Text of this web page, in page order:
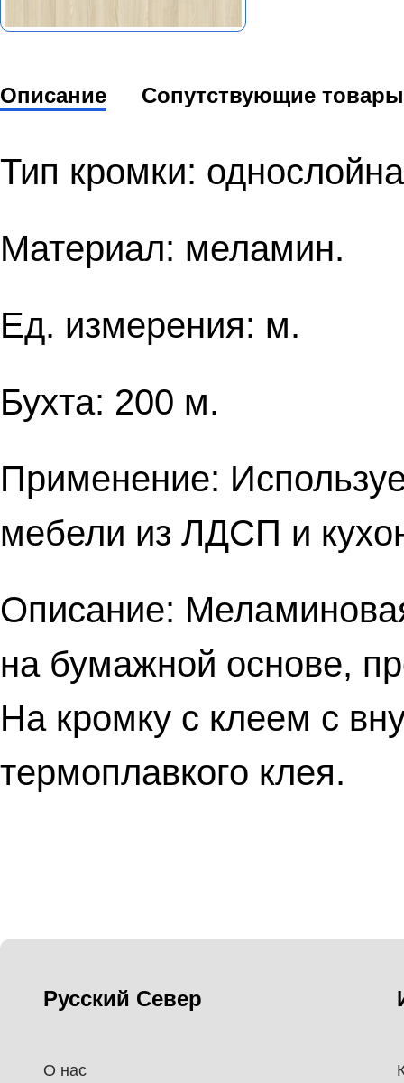
Описание Сопутствующие товары
Тип кромки:
Материал: меламин.
Ед. измерения: м.
Бухта: 200 м.
Применение:
мебели из ЛДСП и
Описание:
на бумажной основе,
На кромку с клеем с
термоплавкого клея.
Русский Север
О нас